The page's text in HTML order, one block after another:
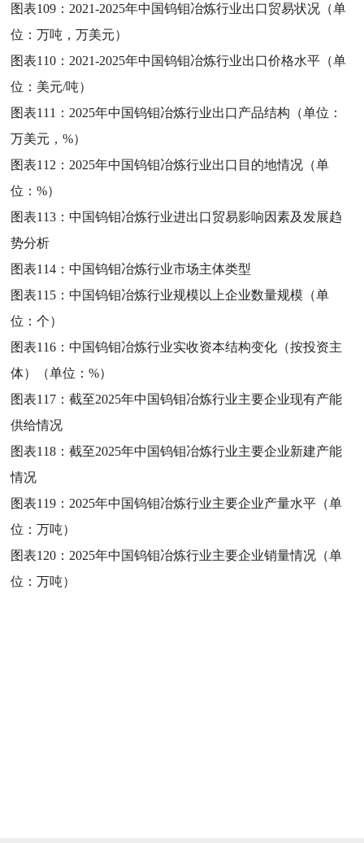
图表109： 2021-2025年中国钨钼冶炼行业出口贸易状况（单
位：万吨，万美元）
图表110： 2021-2025年中国钨钼冶炼行业出口价格水平（单
位：美元/吨）
图表111： 2025年中国钨钼冶炼行业出口产品结构（单位：
万美元，%）
图表112： 2025年中国钨钼冶炼行业出口目的地情况（单
位：%）
图表113：中国钨钼冶炼行业进出口贸易影响因素及发展趋
势分析
图表114：中国钨钼冶炼行业市场主体类型
图表115：中国钨钼冶炼行业规模以上企业数量规模（单
位：个）
图表116：中国钨钼冶炼行业实收资本结构变化（按投资主
体）（单位：%）
图表117：截至2025年中国钨钼冶炼行业主要企业现有产能
供给情况
图表118：截至2025年中国钨钼冶炼行业主要企业新建产能
情况
图表119： 2025年中国钨钼冶炼行业主要企业产量水平（单
位：万吨）
图表120： 2025年中国钨钼冶炼行业主要企业销量情况（单
位：万吨）